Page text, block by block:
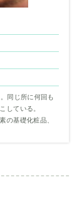
同じ所に何回も
している。
の基礎化粧品、